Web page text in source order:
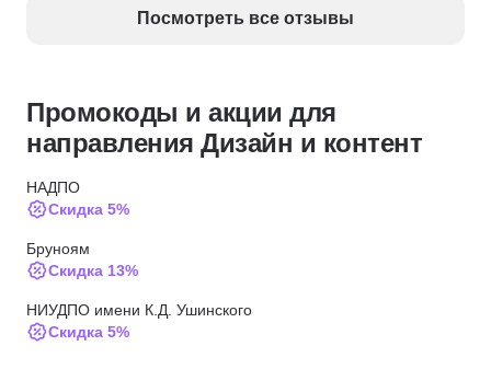
Посмотреть все отзывы
Промокоды и акции для
направления Дизайн и контент
НАДПО
Скидка 5%
Бруноям
Скидка 13%
НИУДПО имени К.Д. Ушинского
Скидка 5%